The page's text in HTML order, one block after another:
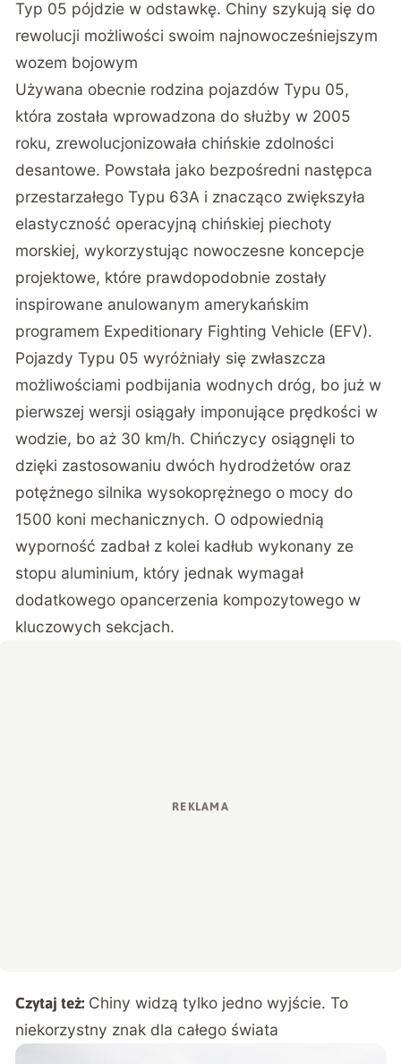
Typ 05 pójdzie w odstawkę. Chiny szykują się do
rewolucji możliwości swoim najnowocześniejszym
wozem bojowym
Używana obecnie rodzina pojazdów Typu 05,
która została wprowadzona do służby w 2005
roku, zrewolucjonizowała chińskie zdolności
desantowe. Powstała jako bezpośredni następca
przestarzałego Typu 63A i znacząco zwiększyła
elastyczność operacyjną chińskiej piechoty
morskiej, wykorzystując nowoczesne koncepcje
projektowe, które prawdopodobnie zostały
inspirowane anulowanym amerykańskim
programem Expeditionary Fighting Vehicle (EFV).
Pojazdy Typu 05 wyróżniały się zwłaszcza
możliwościami podbijania wodnych dróg, bo już w
pierwszej wersji osiągały imponujące prędkości w
wodzie, bo aż 30 km/h. Chińczycy osiągnęli to
dzięki zastosowaniu dwóch hydrodżetów oraz
potężnego silnika wysokoprężnego o mocy do
1500 koni mechanicznych. O odpowiednią
wyporność zadbał z kolei kadłub wykonany ze
stopu aluminium, który jednak wymagał
dodatkowego opancerzenia kompozytowego w
kluczowych sekcjach.
Czytaj też: Chiny widzą tylko jedno wyjście. To
niekorzystny znak dla całego świata